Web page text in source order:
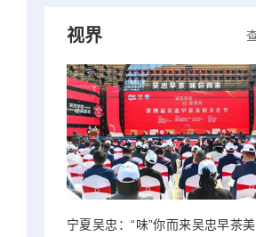
视界
宁夏吴忠：“味”你而来吴忠早茶